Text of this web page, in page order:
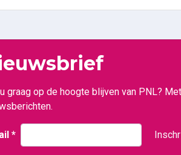
graag op de hoogte blijven van PNL?
*